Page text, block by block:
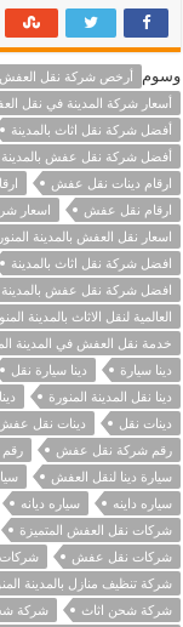
وسوم أرخص شركة نقل العفش
أسعار شركة المدينة في نقل
أفضل شركة نقل اثاث بالمدينة
أفضل شركة نقل عفش بالمدينة
ارقام دينات نقل عفش
ارقام نقل عفش
اسعار
اسعار نقل العفش بالمدينة
افضل شركة نقل اثاث بالمدينة
افضل شركة نقل عفش بالمدينة
العالمية لنقل الاثاث بالمدينة
خدمة نقل العفش في المدينة
دينا سيارة
دينا سيارة نقل
دينا نقل المدينة المنورة
دينات نقل
دينات نقل
رقم شركة نقل عفش
رقم
سيارة دينا لنقل العفش
سياره داينه
سياره ديانه
شركات نقل العفش المتميزة
شركات نقل عفش
شركات
شركة تنظيف منازل بالمدينة
شركة شحن اثاث
شركة